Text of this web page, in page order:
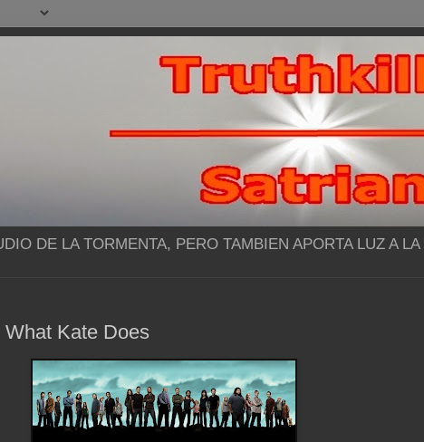
DE LA TORMENTA, PERO TAMBIEN APORTA LUZ A
Kate Does